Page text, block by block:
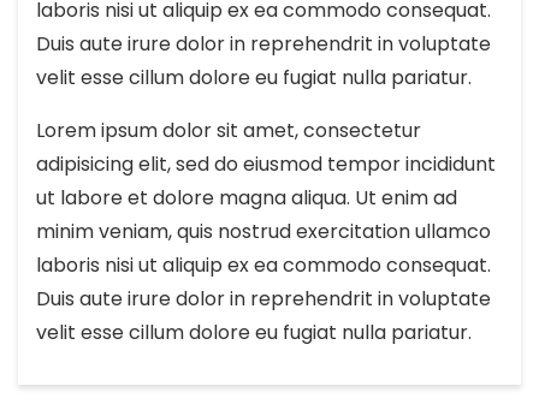
laboris nisi ut aliquip ex ea commodo consequat.
Duis aute irure dolor in reprehendrit in voluptate
velit esse cillum dolore eu fugiat nulla pariatur.
Lorem ipsum dolor sit amet, consectetur
adipisicing elit, sed do eiusmod tempor incididunt
ut labore et dolore magna aliqua. Ut enim ad
minim veniam, quis nostrud exercitation ullamco
laboris nisi ut aliquip ex ea commodo consequat.
Duis aute irure dolor in reprehendrit in voluptate
velit esse cillum dolore eu fugiat nulla pariatur.